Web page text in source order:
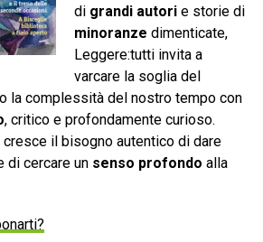
di grandi autorie storie di
minoranze dimenticate,
Leggere:tutti invita a
varcare la soglia del
la complessità del nostro tempo con
, critico e profondamente curioso.
cresce il bisogno autentico di dare
di cercare un senso profondo alla